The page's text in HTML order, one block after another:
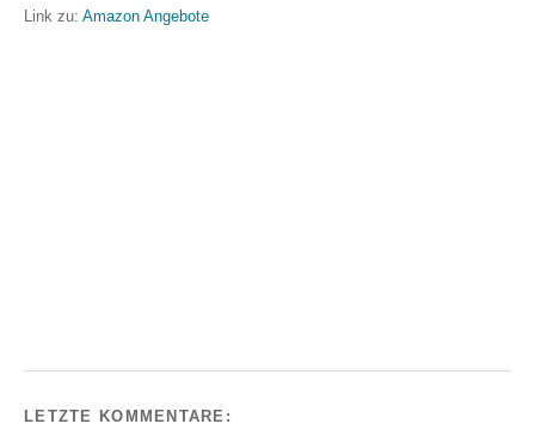
Link zu: Amazon Angebote
LETZTE KOMMENTARE: